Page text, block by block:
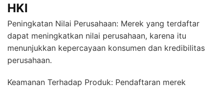
HKI
Peningkatan Nilai Perusahaan: Merek yang terdaftar
dapat meningkatkan nilai perusahaan, karena itu
menunjukkan kepercayaan konsumen dan kredibilitas
perusahaan.
Keamanan Terhadap Produk: Pendaftaran merek